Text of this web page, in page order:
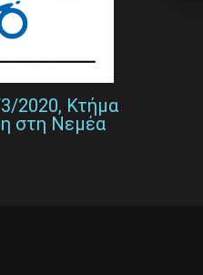
2020, Κτήμα
στη Νεμέα